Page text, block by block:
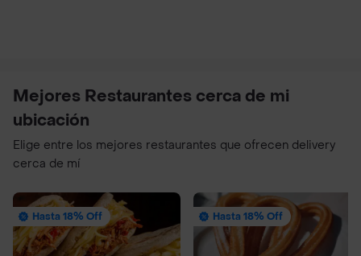
Mejores Restaurantes cerca de mi
ubicación
Elige entre los mejores restaurantes que ofrecen delivery
cerca de mí
Hasta 18% Off Hasta 18% Off